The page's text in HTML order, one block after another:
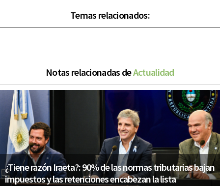
Temas relacionados:
Notas relacionadas deActualidad
¿Tiene razón Iraeta?: 90% de las normas tributarias bajan
impuestos y las retenciones encabezan la lista